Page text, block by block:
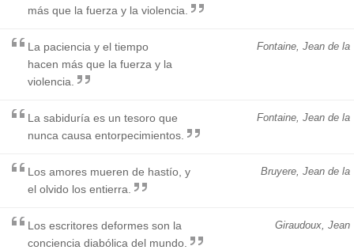
más que la fuerza y la violencia.
Fontaine, Jean de la
La paciencia y el tiempo
hacen más que la fuerza y la
violencia.
Fontaine, Jean de la
La sabiduría es un tesoro que
nunca causa entorpecimientos.
Bruyere, Jean de la
Los amores mueren de hastío, y
el olvido los entierra.
Giraudoux, Jean
Los escritores deformes son la
conciencia diabólica del mundo.